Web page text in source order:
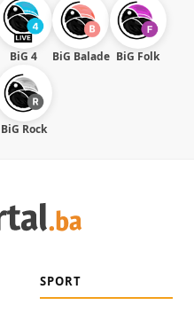
BiG 4 BiG Balade BiG Folk
BiG Rock
SPORT